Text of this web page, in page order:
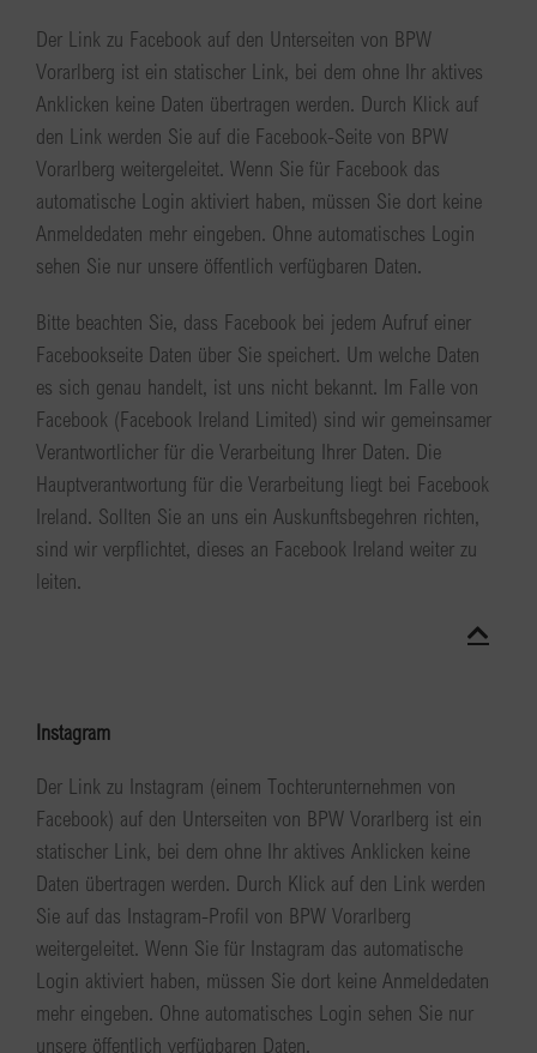
Der Link zu Facebook auf den Unterseiten von BPW
Vorarlberg ist ein statischer Link, bei dem ohne Ihr aktives
Anklicken keine Daten übertragen werden. Durch Klick auf
den Link werden Sie auf die Facebook-Seite von BPW
Vorarlberg weitergeleitet. Wenn Sie für Facebook das
automatische Login aktiviert haben, müssen Sie dort keine
Anmeldedaten mehr eingeben. Ohne automatisches Login
sehen Sie nur unsere öffentlich verfügbaren Daten.
Bitte beachten Sie, dass Facebook bei jedem Aufruf einer
Facebookseite Daten über Sie speichert. Um welche Daten
es sich genau handelt, ist uns nicht bekannt. Im Falle von
Facebook (Facebook Ireland Limited) sind wir gemeinsamer
Verantwortlicher für die Verarbeitung Ihrer Daten. Die
Hauptverantwortung für die Verarbeitung liegt bei Facebook
Ireland. Sollten Sie an uns ein Auskunftsbegehren richten,
sind wir verpflichtet, dieses an Facebook Ireland weiter zu
leiten.
Instagram
Der Link zu Instagram (einem Tochterunternehmen von
Facebook) auf den Unterseiten von BPW Vorarlberg ist ein
statischer Link, bei dem ohne Ihr aktives Anklicken keine
Daten übertragen werden. Durch Klick auf den Link werden
Sie auf das Instagram-Profil von BPW Vorarlberg
weitergeleitet. Wenn Sie für Instagram das automatische
Login aktiviert haben, müssen Sie dort keine Anmeldedaten
mehr eingeben. Ohne automatisches Login sehen Sie nur
unsere öffentlich verfügbaren Daten.